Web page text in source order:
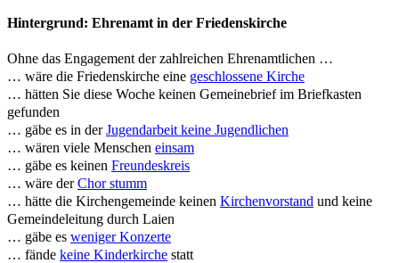
Hintergrund: Ehrenamt in der Friedenskirche
Ohne das Engagement der zahlreichen Ehrenamtlichen …
… wäre die Friedenskirche eine geschlossene Kirche
… hätten Sie diese Woche keinen Gemeinebrief im Briefkasten
gefunden
… gäbe es in derJugendarbeit keine Jugendlichen
… wären viele Menschen einsam
… gäbe es keinen Freundeskreis
… wäre derChor stumm
… hätte die Kirchengemeinde keinen Kirchenvorstand und keine
Gemeindeleitung durch Laien
… gäbe es weniger Konzerte
… fände keine Kinderkirche statt